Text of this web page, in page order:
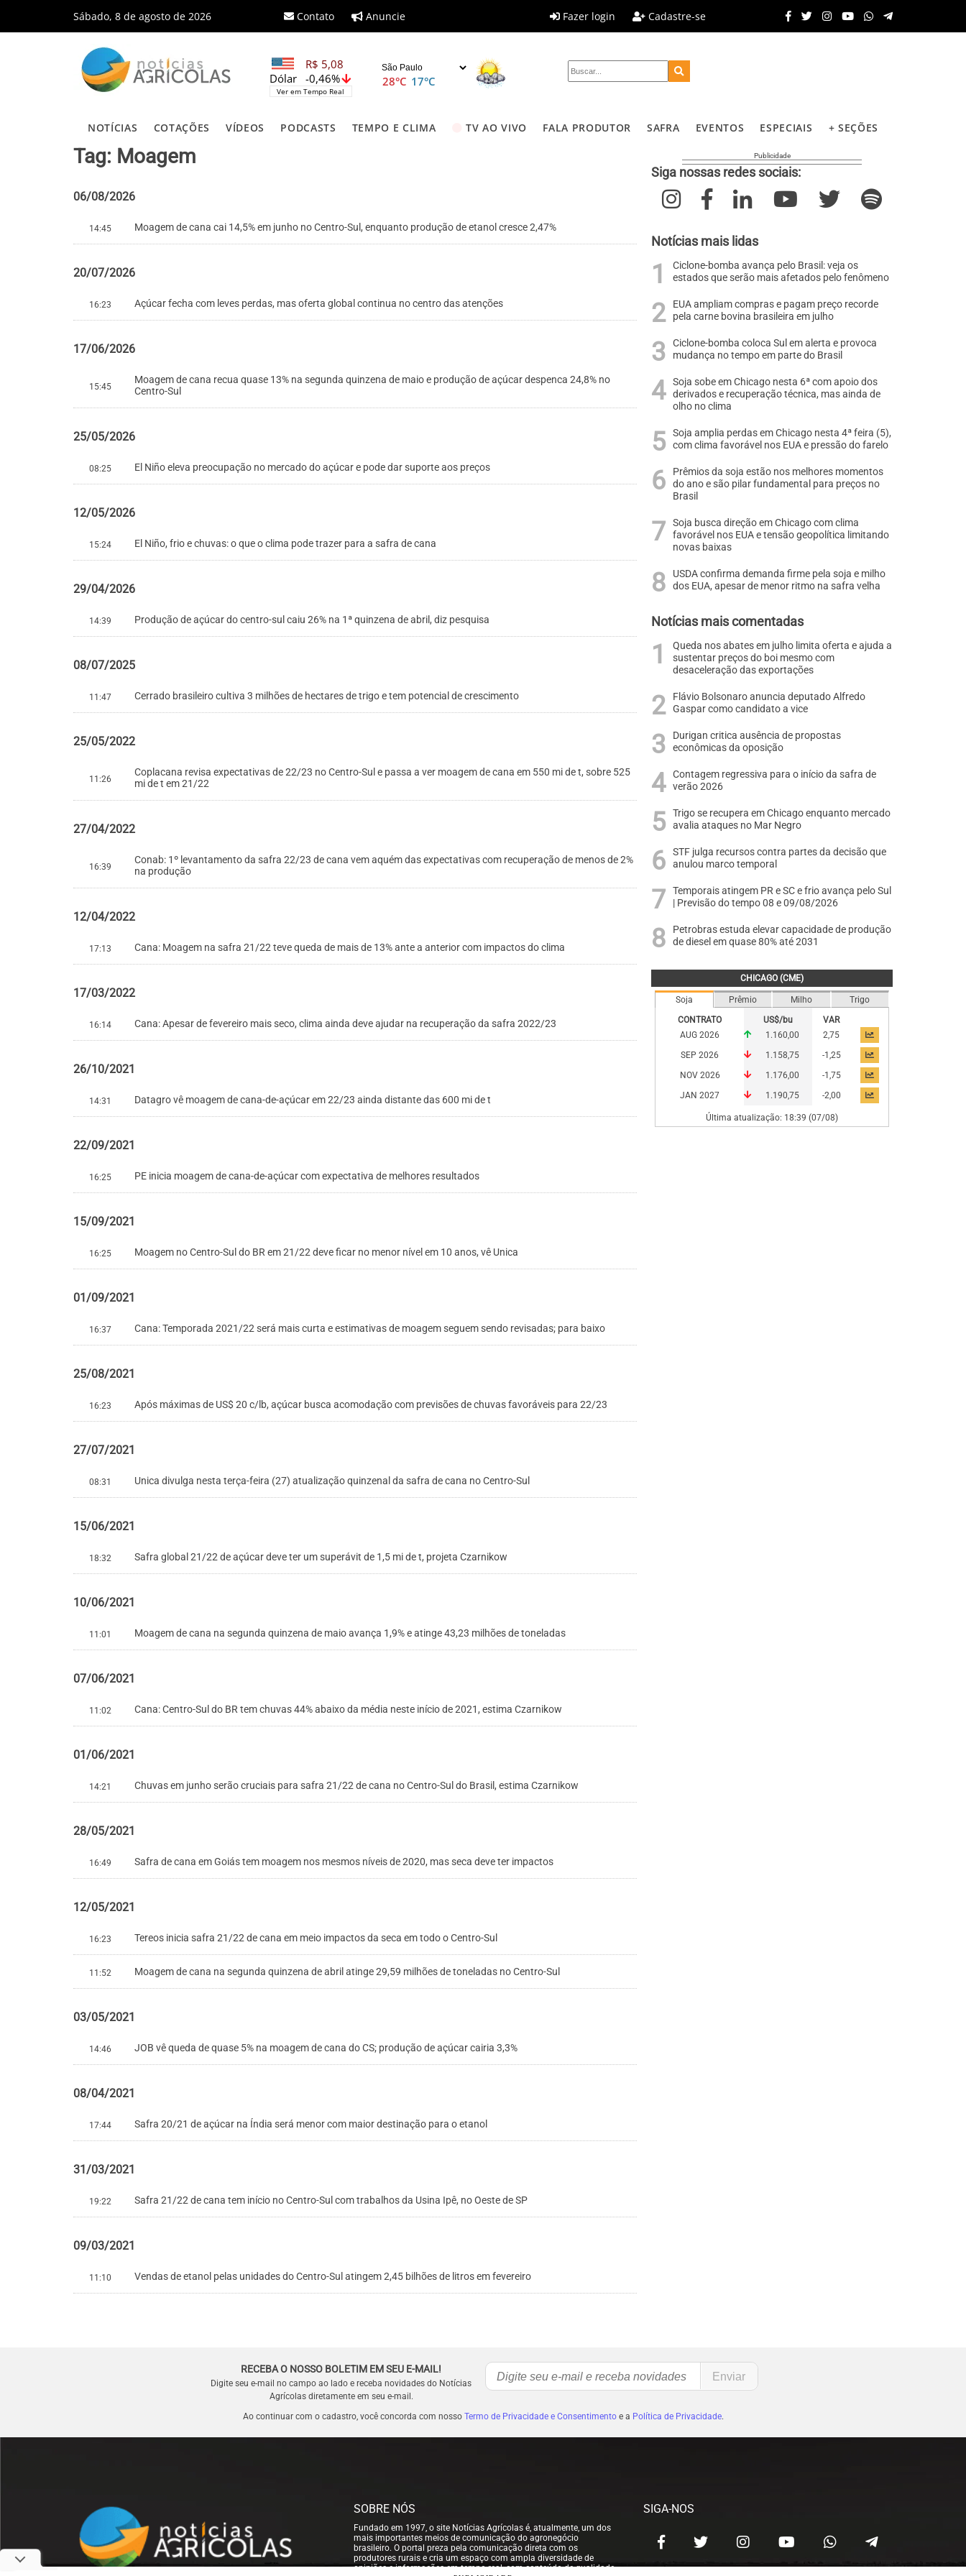
Sábado, 8 de agosto de 2026 Contato Anuncie Fazer login Cadastre-se
R$ 5,08
-0,46%
Dólar
Ver em Tempo Real
28°C 17°C
NOTÍCIAS COTAÇÕES VÍDEOS PODCASTS TEMPO E CLIMA TV AO VIVO FALA PRODUTOR SAFRA EVENTOS ESPECIAIS + SEÇÕES
Tag: Moagem
06/08/2026
14:45 Moagem de cana cai 14,5% em junho no Centro-Sul, enquanto produção de etanol cresce 2,47%
20/07/2026
16:23 Açúcar fecha com leves perdas, mas oferta global continua no centro das atenções
17/06/2026
15:45
Moagem de cana recua quase 13% na segunda quinzena de maio e produção de açúcar despenca 24,8% no
Centro-Sul
25/05/2026
08:25 El Niño eleva preocupação no mercado do açúcar e pode dar suporte aos preços
12/05/2026
15:24 El Niño, frio e chuvas: o que o clima pode trazer para a safra de cana
29/04/2026
14:39 Produção de açúcar do centro-sul caiu 26% na 1ª quinzena de abril, diz pesquisa
08/07/2025
11:47 Cerrado brasileiro cultiva 3 milhões de hectares de trigo e tem potencial de crescimento
25/05/2022
11:26
Coplacana revisa expectativas de 22/23 no Centro-Sul e passa a ver moagem de cana em 550 mi de t, sobre 525
mi de t em 21/22
27/04/2022
16:39
Conab: 1º levantamento da safra 22/23 de cana vem aquém das expectativas com recuperação de menos de 2%
na produção
12/04/2022
17:13 Cana: Moagem na safra 21/22 teve queda de mais de 13% ante a anterior com impactos do clima
17/03/2022
16:14 Cana: Apesar de fevereiro mais seco, clima ainda deve ajudar na recuperação da safra 2022/23
26/10/2021
14:31 Datagro vê moagem de cana-de-açúcar em 22/23 ainda distante das 600 mi de t
22/09/2021
16:25 PE inicia moagem de cana-de-açúcar com expectativa de melhores resultados
15/09/2021
16:25 Moagem no Centro-Sul do BR em 21/22 deve ficar no menor nível em 10 anos, vê Unica
01/09/2021
16:37 Cana: Temporada 2021/22 será mais curta e estimativas de moagem seguem sendo revisadas; para baixo
25/08/2021
16:23 Após máximas de US$ 20 c/lb, açúcar busca acomodação com previsões de chuvas favoráveis para 22/23
27/07/2021
08:31 Unica divulga nesta terça-feira (27) atualização quinzenal da safra de cana no Centro-Sul
15/06/2021
18:32 Safra global 21/22 de açúcar deve ter um superávit de 1,5 mi de t, projeta Czarnikow
10/06/2021
11:01 Moagem de cana na segunda quinzena de maio avança 1,9% e atinge 43,23 milhões de toneladas
07/06/2021
11:02 Cana: Centro-Sul do BR tem chuvas 44% abaixo da média neste início de 2021, estima Czarnikow
01/06/2021
14:21 Chuvas em junho serão cruciais para safra 21/22 de cana no Centro-Sul do Brasil, estima Czarnikow
28/05/2021
16:49 Safra de cana em Goiás tem moagem nos mesmos níveis de 2020, mas seca deve ter impactos
12/05/2021
16:23 Tereos inicia safra 21/22 de cana em meio impactos da seca em todo o Centro-Sul
11:52 Moagem de cana na segunda quinzena de abril atinge 29,59 milhões de toneladas no Centro-Sul
03/05/2021
14:46 JOB vê queda de quase 5% na moagem de cana do CS; produção de açúcar cairia 3,3%
08/04/2021
17:44 Safra 20/21 de açúcar na Índia será menor com maior destinação para o etanol
31/03/2021
19:22 Safra 21/22 de cana tem início no Centro-Sul com trabalhos da Usina Ipê, no Oeste de SP
09/03/2021
11:10 Vendas de etanol pelas unidades do Centro-Sul atingem 2,45 bilhões de litros em fevereiro
Siga nossas redes sociais:
Notícias mais lidas
Ciclone-bomba avança pelo Brasil: veja os
estados que serão mais afetados pelo fenômeno
EUA ampliam compras e pagam preço recorde
pela carne bovina brasileira em julho
Ciclone-bomba coloca Sul em alerta e provoca
mudança no tempo em parte do Brasil
Soja sobe em Chicago nesta 6ª com apoio dos
derivados e recuperação técnica, mas ainda de
olho no clima
Soja amplia perdas em Chicago nesta 4ª feira (5),
com clima favorável nos EUA e pressão do farelo
Prêmios da soja estão nos melhores momentos
do ano e são pilar fundamental para preços no
Brasil
Soja busca direção em Chicago com clima
favorável nos EUA e tensão geopolítica limitando
novas baixas
USDA confirma demanda firme pela soja e milho
dos EUA, apesar de menor ritmo na safra velha
Notícias mais comentadas
Queda nos abates em julho limita oferta e ajuda a
sustentar preços do boi mesmo com
desaceleração das exportações
Flávio Bolsonaro anuncia deputado Alfredo
Gaspar como candidato a vice
Durigan critica ausência de propostas
econômicas da oposição
Contagem regressiva para o início da safra de
verão 2026
Trigo se recupera em Chicago enquanto mercado
avalia ataques no Mar Negro
STF julga recursos contra partes da decisão que
anulou marco temporal
Temporais atingem PR e SC e frio avança pelo Sul
| Previsão do tempo 08 e 09/08/2026
Petrobras estuda elevar capacidade de produção
de diesel em quase 80% até 2031
CHICAGO (CME)
Soja Prêmio Milho
Trigo
CONTRATO
US$/bu
VAR
AUG 2026
1.160,00
2,75
SEP 2026
1.158,75
-1,25
NOV 2026
1.176,00
-1,75
JAN 2027
1.190,75 -2,00
Última atualização: 18:39 (07/08)
RECEBA O NOSSO BOLETIM EM SEU E-MAIL!
Digite seu e-mail no campo ao lado e receba novidades do Notícias
Agrícolas diretamente em seu e-mail.
Ao continuar com o cadastro, você concorda com nosso Termo de Privacidade e Consentimentoe a Política de Privacidade.
SOBRE NÓS
Fundado em 1997, o site Notícias Agrícolas é, atualmente, um dos
mais importantes meios de comunicação do agronegócio
brasileiro. O portal preza pela comunicação direta com os
produtores rurais e cria um espaço com ampla diversidade de
opiniões e informações em tempo real, com conteúdo de qualidade
SIGA-NOS